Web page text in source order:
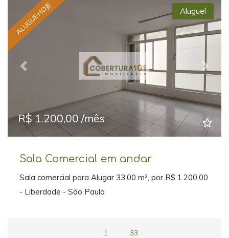
Previous Next
ALUGUE HOJE Aluguel
R$ 1.200,00 /mês
Sala Comercial em andar
Sala comercial para Alugar 33,00 m², por R$ 1.200,00
- Liberdade - São Paulo
1
33